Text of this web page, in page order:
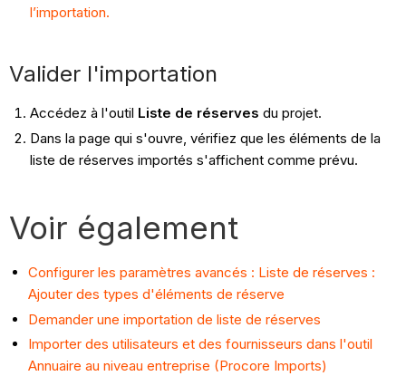
l’importation.
Valider l'importation
Accédez à l'outil Liste de réserves du projet.
Dans la page qui s'ouvre, vérifiez que les éléments de la
liste de réserves importés s'affichent comme prévu.
Voir également
Configurer les paramètres avancés : Liste de réserves :
Ajouter des types d'éléments de réserve
Demander une importation de liste de réserves
Importer des utilisateurs et des fournisseurs dans l'outil
Annuaire au niveau entreprise (Procore Imports)